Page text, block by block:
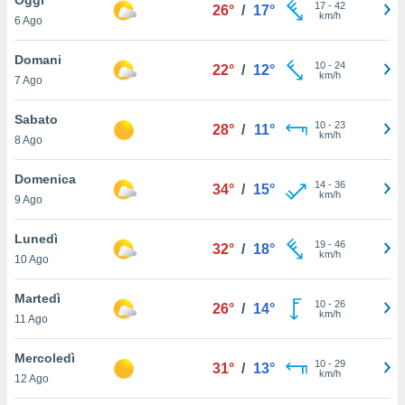
è
al sito
di
ci
di
il
un
la
nella
6 Ago
26° / 17° 17- 42
km/h
Domani
7 Ago
22° / 12° 10- 24
km/h
Sabato
8 Ago
28° / 11° 10- 23
km/h
Domenica
9 Ago
34° / 15° 14- 36
km/h
Lunedì
10 Ago
32° / 18° 19- 46
km/h
Martedì
11 Ago
26° / 14° 10- 26
km/h
Mercoledì
12 Ago
31° / 13° 10- 29
km/h